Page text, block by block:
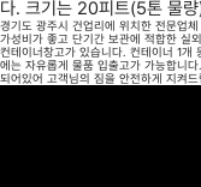
다. 크기는 20피트(5톤 물
경기도 광주시 건업리에 위치한 전문업
가성비가 좋고 단기간 보관에 적합한 실
컨테이너창고가 있습니다. 컨테이너 1개
에는 자유롭게 물품 입출고가 가능합니
되어있어 고객님의 짐을 안전하게 지켜드